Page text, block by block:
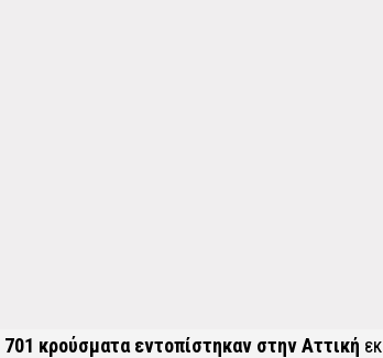
701 κρούσματα εντοπίστηκαν στην Αττική εκ